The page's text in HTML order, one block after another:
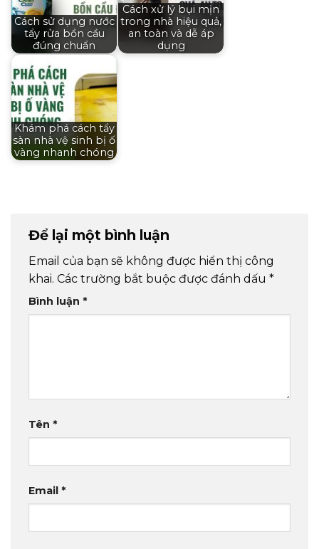
Cách sử dụng nước
tẩy rửa bồn cầu
đúng chuẩn
Cách xử lý bụi mịn
trong nhà hiệu quả,
an toàn và dễ áp
dụng
Khám phá cách tẩy
sàn nhà vệ sinh bị ố
vàng nhanh chóng
Để lại một bình luận
Email của bạn sẽ không được hiển thị công
khai. Các trường bắt buộc được đánh dấu *
Bình luận *
Tên *
Email *